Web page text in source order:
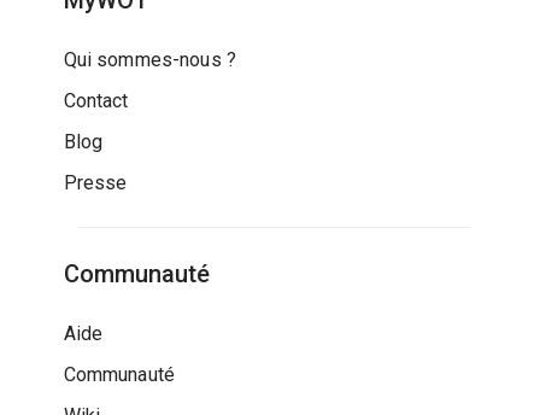
Qui sommes-nous ?
Contact
Blog
Presse
Communauté
Aide
Communauté